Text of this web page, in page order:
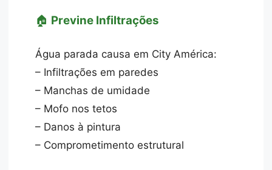
🏠 Previne Infiltrações
Água parada causa em City América:
– Infiltrações em paredes
– Manchas de umidade
– Mofo nos tetos
– Danos à pintura
– Comprometimento estrutural